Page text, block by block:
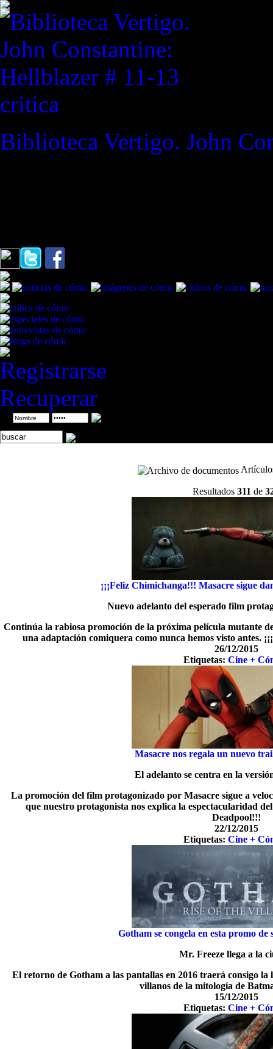
critica
Biblioteca Vertigo. John
Registrarse
Recuperar
Resultados311 de
¡¡¡Feliz Chimichanga!!! Masacre sigue
Nuevo adelanto del esperado film
Continúa la rabiosa promoción de la próxima película mutante
una adaptación comiquera como nunca hemos visto antes.
26/12/2015
Etiquetas: Cine +
Masacre nos regala un nuevo
El adelanto se centra en la
La promoción del film protagonizado por Masacre sigue a
que nuestro protagonista nos explica la espectacularidad
Deadpool!!!
22/12/2015
Etiquetas: Cine +
Gotham se congela en esta promo de
Mr. Freeze llega a la
El retorno de Gotham a las pantallas en 2016 traerá consigo la
villanos de la mitología de
15/12/2015
Etiquetas: Cine +